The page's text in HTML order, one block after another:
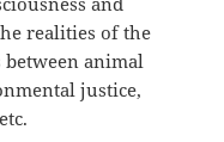
realities of the
animal
justice,